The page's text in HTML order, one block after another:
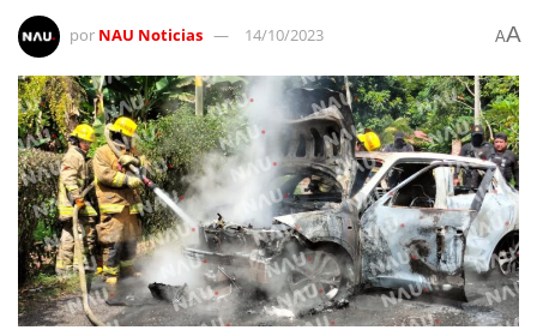
por NAU Noticias 14/10/2023 AA